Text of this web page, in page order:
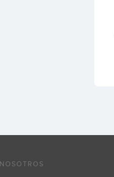
NOSOTROS